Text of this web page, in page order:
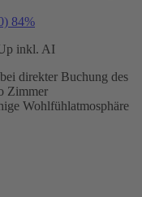
84%
inkl. AI
direkter Buchung des
Zimmer
Wohlfühlatmosphäre